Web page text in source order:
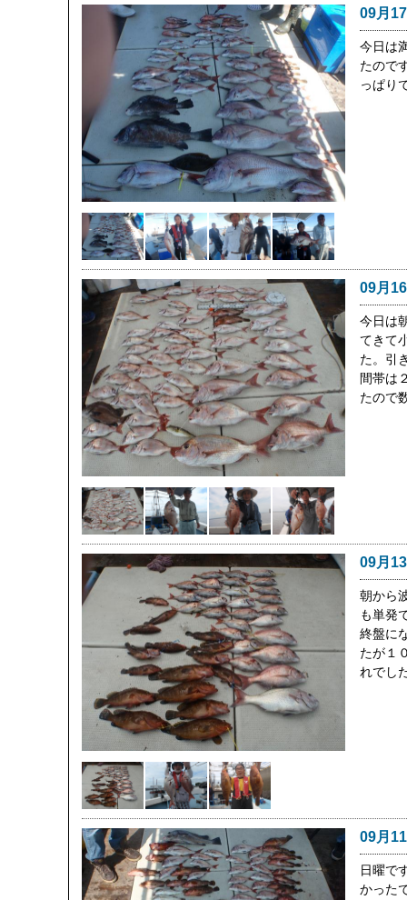
09月
今日は
たので
っぱり
09月
今日は
てきて
た。引
間帯は
たので
09月
朝から
も単発
終盤に
たが１
れでし
09月
日曜で
かった